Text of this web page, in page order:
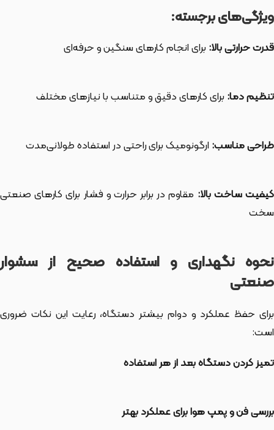
ویژگی‌های برجسته:
قدرت حرارتی بالا: برای انجام کارهای سنگین و حرفه‌ای
تنظیم دما: برای کارهای دقیق و متناسب با نیازهای مختلف
طراحی مناسب:ارگونومیک برای راحتی در استفاده طولانی‌مدت
کیفیت ساخت بالا: مقاوم در برابر حرارت و فشار برای کارهای صنعتی
سخت
نحوه نگهداری و استفاده صحیح از سشوار
صنعتی
برای حفظ عملکرد و دوام بیشتر دستگاه، رعایت این نکات ضروری
است:
تمیز کردن دستگاه بعد از هر استفاده
بررسی فن و پمپ هوا برای عملکرد بهتر